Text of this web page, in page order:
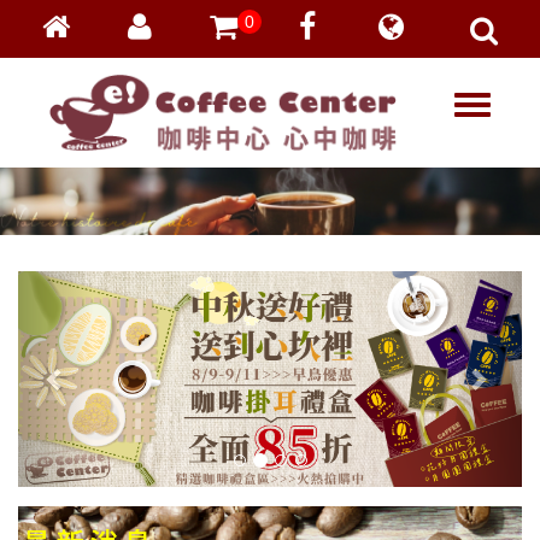
會員登入
忘記密碼
加入會員
VIP登入
VIP申請
0
T
l
e
a
v
i
g
a
t
i
n